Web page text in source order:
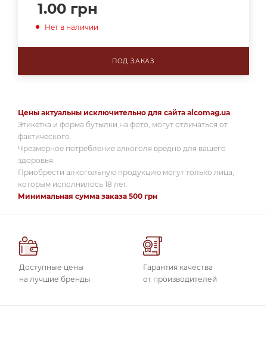
1.00 грн
Нет в наличии
ПОД ЗАКАЗ
Цены актуальны исключительно для сайта alcomag.ua
Этикетка и форма бутылки на фото, могут отличаться от
фактического.
Чрезмерное потребление алкоголя вредно для вашего
здоровья.
Приобрести алкогольную продукцию могут только лица,
которым исполнилось 18 лет.
Минимальная сумма заказа 500 грн
Доступные цены
на лучшие бренды
Гарантия качества
от производителей